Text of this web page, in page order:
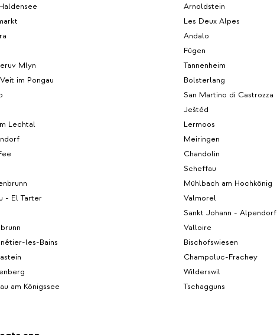
Mlyn
im Pongau
Lechtal
- El Tarter
les-Bains
am Königssee
Arnoldstein
Les Deux Alpes
Andalo
Fügen
Tannenheim
Bolsterlang
San Martino di Castrozza
Ještěd
Lermoos
Meiringen
Chandolin
Scheffau
Mühlbach am Hochkönig
Valmorel
Sankt Johann - Alpendorf
Valloire
Bischofswiesen
Champoluc-Frachey
Wilderswil
Tschagguns